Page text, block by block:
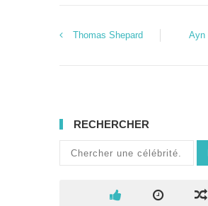
Thomas Shepard Ayn
RECHERCHER